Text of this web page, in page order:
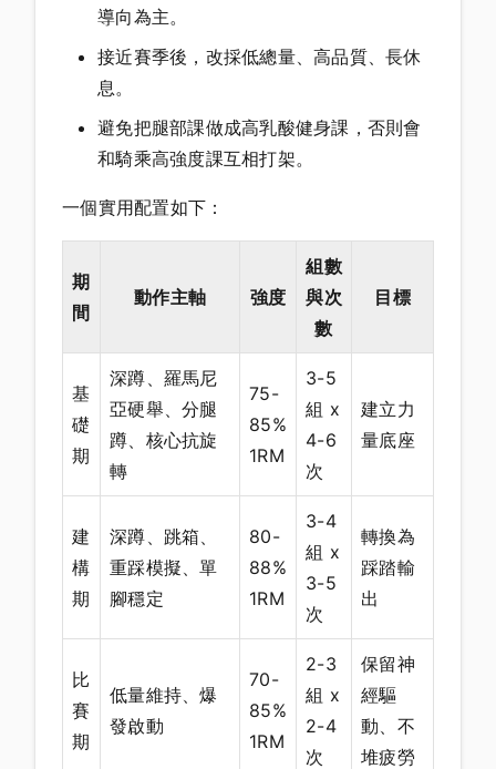
導向為主。
接近賽季後，改採低總量、高品質、長休
息。
避免把腿部課做成高乳酸健身課，否則會
和騎乘高強度課互相打架。
一個實用配置如下：
期
間
動作主軸 強度
組數
與次
數
目標
基
礎
期
深蹲、羅馬尼
亞硬舉、分腿
蹲、核心抗旋
轉
75-
85%
1RM
3-5
組 x
4-6
次
建立力
量底座
建
構
期
深蹲、跳箱、
重踩模擬、單
腳穩定
80-
88%
1RM
3-4
組 x
3-5
次
轉換為
踩踏輸
出
比
賽
期
低量維持、爆
發啟動
70-
85%
1RM
2-3
組 x
2-4
次
保留神
經驅
動、不
堆疲勞